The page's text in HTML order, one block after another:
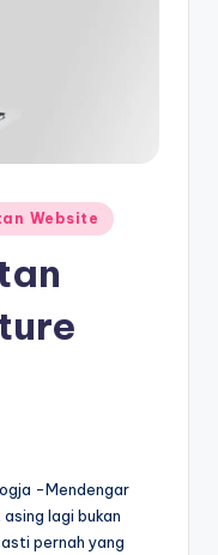
Website
-Mendengar
lagi bukan
pernah yang